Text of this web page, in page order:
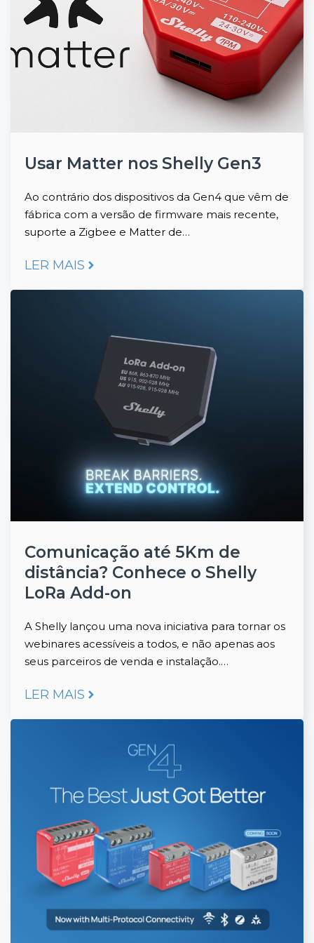
Usar Matter nos Shelly Gen3
Ao contrário dos dispositivos da Gen4 que vêm de
fábrica com a versão de firmware mais recente,
suporte a Zigbee e Matter de…
LER MAIS
Comunicação até 5Km de
distância? Conhece o Shelly
LoRa Add-on
A Shelly lançou uma nova iniciativa para tornar os
webinares acessíveis a todos, e não apenas aos
seus parceiros de venda e instalação.…
LER MAIS